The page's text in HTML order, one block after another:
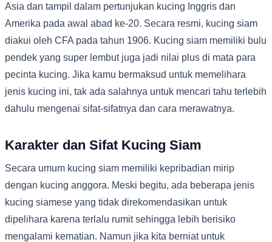
Asia dan tampil dalam pertunjukan kucing Inggris dan
Amerika pada awal abad ke-20. Secara resmi, kucing siam
diakui oleh CFA pada tahun 1906. Kucing siam memiliki bulu
pendek yang super lembut juga jadi nilai plus di mata para
pecinta kucing. Jika kamu bermaksud untuk memelihara
jenis kucing ini, tak ada salahnya untuk mencari tahu terlebih
dahulu mengenai sifat-sifatnya dan cara merawatnya.
Karakter dan Sifat Kucing Siam
Secara umum kucing siam memiliki kepribadian mirip
dengan kucing anggora. Meski begitu, ada beberapa jenis
kucing siamese yang tidak direkomendasikan untuk
dipelihara karena terlalu rumit sehingga lebih berisiko
mengalami kematian. Namun jika kita berniat untuk